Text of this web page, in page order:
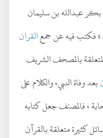
بكر عبدالله بن سليمان
؛ فكتب فيه عن جمعالقران
بالمصحف الشريف
بعد وفاة النبي، والكلام على
، فالمصنف جعل كتابه
كثيرة متعلقة بالقرآن